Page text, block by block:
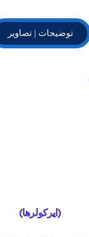
توضیحات | تصاویر
(ایرکولرها)